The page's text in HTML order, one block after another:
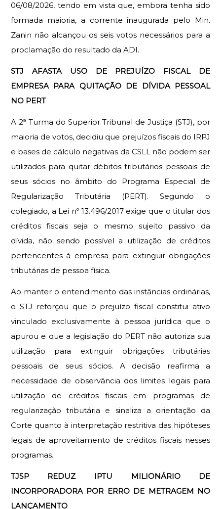
06/08/2026, tendo em vista que, embora tenha sido
formada maioria, a corrente inaugurada pelo Min.
Zanin não alcançou os seis votos necessários para a
proclamação do resultado da ADI.
STJ AFASTA USO DE PREJUÍZO FISCAL DE
EMPRESA PARA QUITAÇÃO DE DÍVIDA PESSOAL
NO PERT
A 2ª Turma do Superior Tribunal de Justiça (STJ), por
maioria de votos, decidiu que prejuízos fiscais do IRPJ
e bases de cálculo negativas da CSLL não podem ser
utilizados para quitar débitos tributários pessoais de
seus sócios no âmbito do Programa Especial de
Regularização Tributária (PERT). Segundo o
colegiado, a Lei nº 13.496/2017 exige que o titular dos
créditos fiscais seja o mesmo sujeito passivo da
dívida, não sendo possível a utilização de créditos
pertencentes à empresa para extinguir obrigações
tributárias de pessoa física.
Ao manter o entendimento das instâncias ordinárias,
o STJ reforçou que o prejuízo fiscal constitui ativo
vinculado exclusivamente à pessoa jurídica que o
apurou e que a legislação do PERT não autoriza sua
utilização para extinguir obrigações tributárias
pessoais de seus sócios. A decisão reafirma a
necessidade de observância dos limites legais para
utilização de créditos fiscais em programas de
regularização tributária e sinaliza a orientação da
Corte quanto à interpretação restritiva das hipóteses
legais de aproveitamento de créditos fiscais nesses
programas.
TJSP REDUZ IPTU MILIONÁRIO DE
INCORPORADORA POR ERRO DE METRAGEM NO
LANÇAMENTO